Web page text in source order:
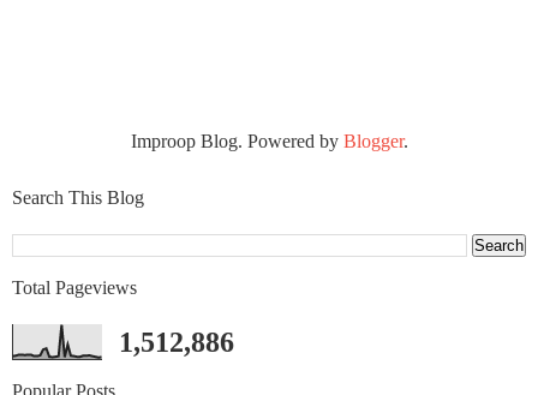
Improop Blog. Powered by Blogger.
Search This Blog
Total Pageviews
1,512,886